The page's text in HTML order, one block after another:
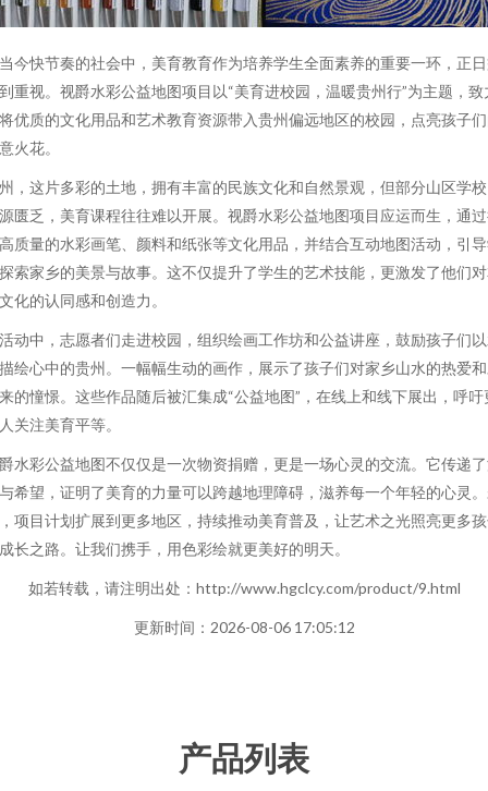
今快节奏的社会中，美育教育作为培养学生全面素养的重要一环，正
重视。视爵水彩公益地图项目以“美育进校园，温暖贵州行”为主题，致
优质的文化用品和艺术教育资源带入贵州偏远地区的校园，点亮孩子
火花。
，这片多彩的土地，拥有丰富的民族文化和自然景观，但部分山区学
匮乏，美育课程往往难以开展。视爵水彩公益地图项目应运而生，通
质量的水彩画笔、颜料和纸张等文化用品，并结合互动地图活动，引
索家乡的美景与故事。这不仅提升了学生的艺术技能，更激发了他们
化的认同感和创造力。
动中，志愿者们走进校园，组织绘画工作坊和公益讲座，鼓励孩子们
绘心中的贵州。一幅幅生动的画作，展示了孩子们对家乡山水的热爱
的憧憬。这些作品随后被汇集成“公益地图”，在线上和线下展出，呼吁
关注美育平等。
水彩公益地图不仅仅是一次物资捐赠，更是一场心灵的交流。它传递
希望，证明了美育的力量可以跨越地理障碍，滋养每一个年轻的心灵
项目计划扩展到更多地区，持续推动美育普及，让艺术之光照亮更多
长之路。让我们携手，用色彩绘就更美好的明天。
如若转载，请注明出处：http://www.hgclcy.com/product/9.html
更新时间：2026-08-06 17:05:12
产品列表